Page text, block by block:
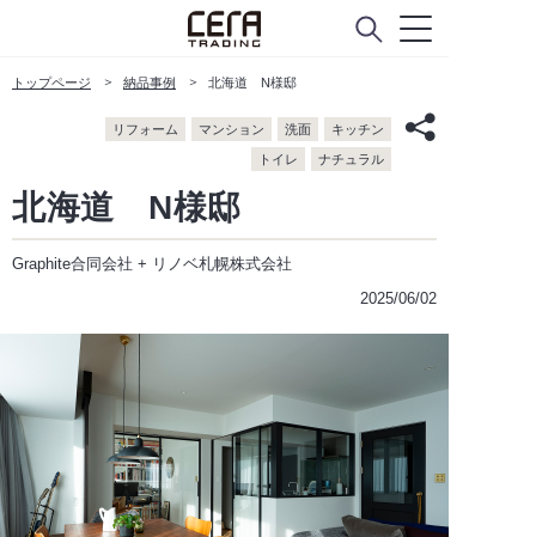
トップページ 納品事例 北海道 N様邸
リフォーム マンション 洗面 キッチン
トイレ ナチュラル
北海道 N様邸
Graphite合同会社 + リノベ札幌株式会社
2025/06/02